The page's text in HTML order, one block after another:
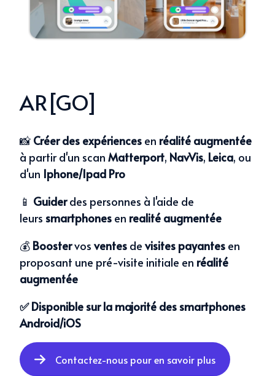
AR[GO]
📸 Créer des expériences en réalité augmentée
à partir d'un scan Matterport, NavVis, Leica, ou
d'un Iphone/Ipad Pro
📱 Guiderdes personnes à l'aide de
leurs smartphones en realité augmentée
💰 Boostervos ventes de visites payantes en
proposant une pré-visite initiale en réalité
augmentée
✅ Disponible surla majorité des smartphones
Android/iOS
Contactez-nous pour en savoir plus